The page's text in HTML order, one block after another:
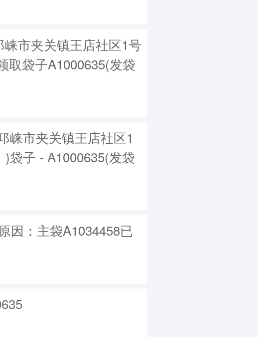
市夹关镇王店社区1号
取袋子A1000635(发袋
崃市夹关镇王店社区1
袋子 - A1000635(发袋
因：主袋A1034458已